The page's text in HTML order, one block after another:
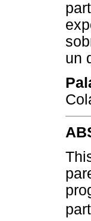
un